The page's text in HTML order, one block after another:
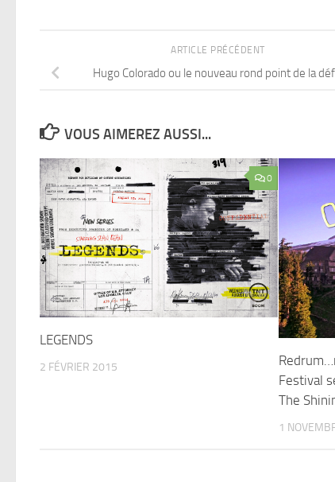
ARTICLE PRÉCÉDENT
Hugo Colorado ou le nouveau rond point de la
VOUS AIMEREZ AUSSI...
0
LEGENDS
2 FÉVRIER 2015
Festival
The
1